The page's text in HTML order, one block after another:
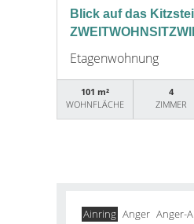
Blick auf das
Etagenwohnung
101 m²
WOHNFLÄCHE
4
ZIMMER
Ainring Anger Anger-